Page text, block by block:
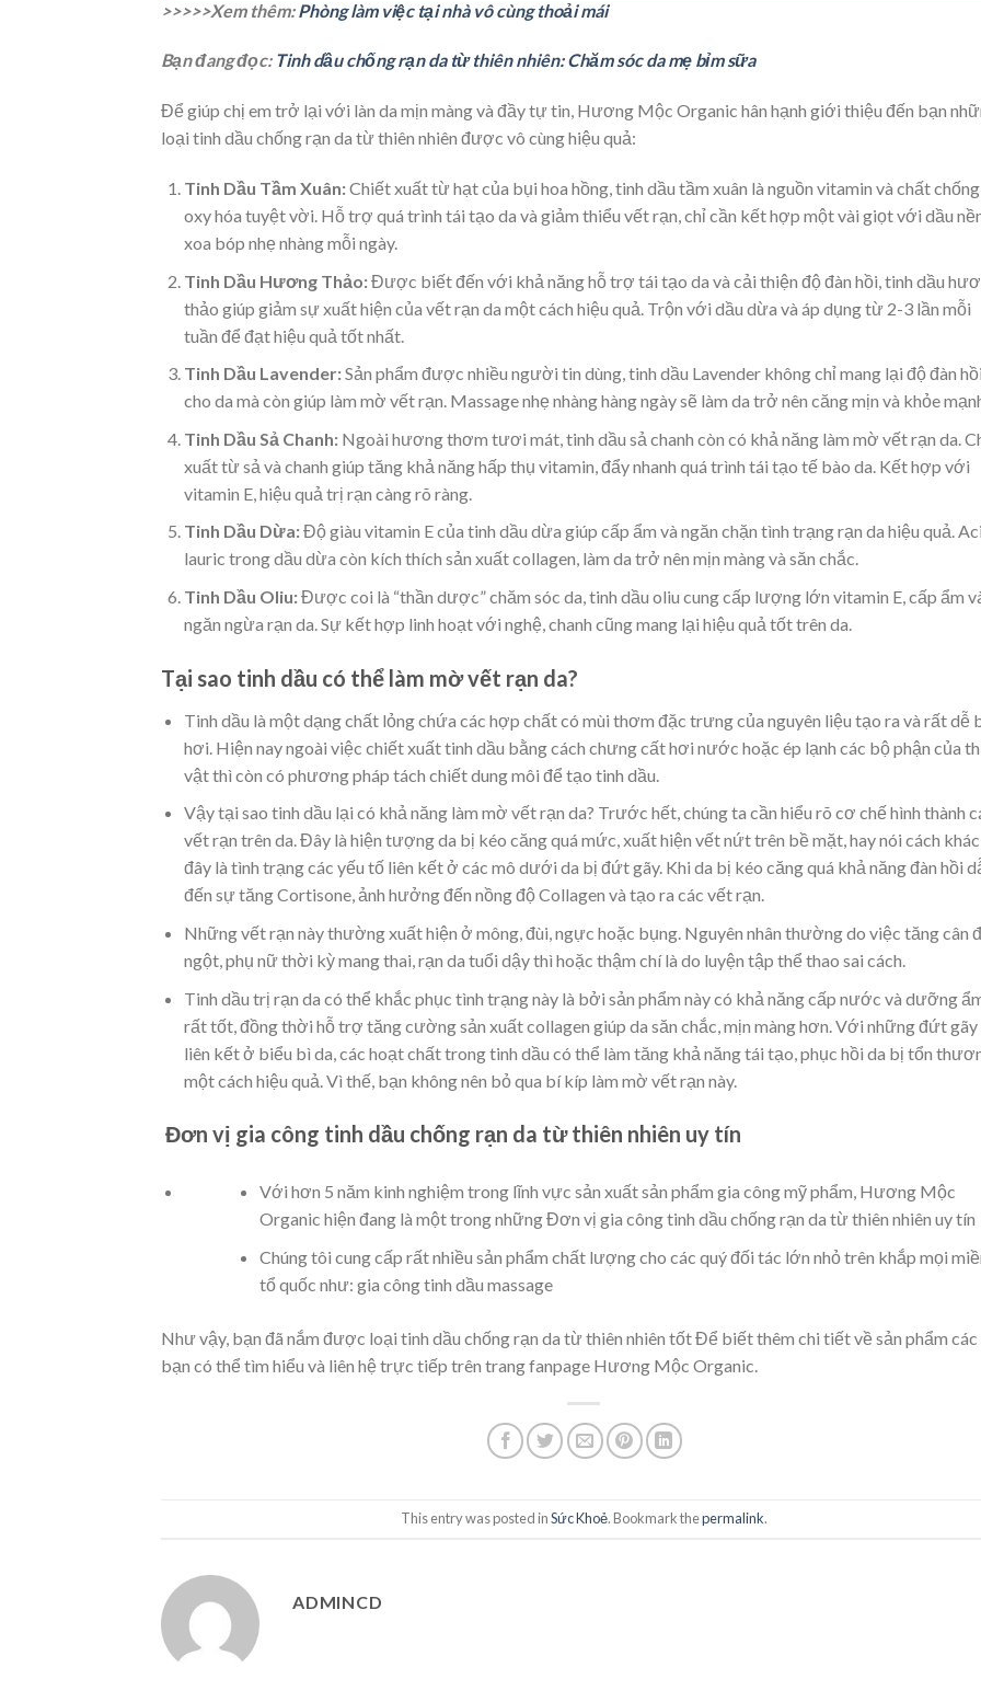
>>>>>Xem thêm:Phòng làm việc tại nhà vô cùng thoải mái
Bạn đang đọc: Tinh dầu chống rạn da từ thiên nhiên: Chăm sóc da mẹ bỉm sữa
Để giúp chị em trở lại với làn da mịn màng và đầy tự tin, Hương Mộc Organic hân hạnh giới thiệu đến bạn
loại tinh dầu chống rạn da từ thiên nhiên được vô cùng hiệu quả:
Tinh Dầu Tầm Xuân:Chiết xuất từ hạt của bụi hoa hồng, tinh dầu tầm xuân là nguồn vitamin và chất chống
oxy hóa tuyệt vời. Hỗ trợ quá trình tái tạo da và giảm thiểu vết rạn, chỉ cần kết hợp một vài giọt với dầu
xoa bóp nhẹ nhàng mỗi ngày.
Tinh Dầu Hương Thảo:Được biết đến với khả năng hỗ trợ tái tạo da và cải thiện độ đàn hồi, tinh dầu
thảo giúp giảm sự xuất hiện của vết rạn da một cách hiệu quả. Trộn với dầu dừa và áp dụng từ 2-3 lần mỗi
tuần để đạt hiệu quả tốt nhất.
Tinh Dầu Lavender:Sản phẩm được nhiều người tin dùng, tinh dầu Lavender không chỉ mang lại độ đàn hồi
cho da mà còn giúp làm mờ vết rạn. Massage nhẹ nhàng hàng ngày sẽ làm da trở nên căng mịn và khỏe
Tinh Dầu Sả Chanh:Ngoài hương thơm tươi mát, tinh dầu sả chanh còn có khả năng làm mờ vết rạn da.
xuất từ sả và chanh giúp tăng khả năng hấp thụ vitamin, đẩy nhanh quá trình tái tạo tế bào da. Kết hợp với
vitamin E, hiệu quả trị rạn càng rõ ràng.
Tinh Dầu Dừa:Độ giàu vitamin E của tinh dầu dừa giúp cấp ẩm và ngăn chặn tình trạng rạn da hiệu quả.
lauric trong dầu dừa còn kích thích sản xuất collagen, làm da trở nên mịn màng và săn chắc.
Tinh Dầu Oliu:Được coi là “thần dược” chăm sóc da, tinh dầu oliu cung cấp lượng lớn vitamin E, cấp ẩm
ngăn ngừa rạn da. Sự kết hợp linh hoạt với nghệ, chanh cũng mang lại hiệu quả tốt trên da.
Tại sao tinh dầu có thể làm mờ vết rạn da?
Tinh dầu là một dạng chất lỏng chứa các hợp chất có mùi thơm đặc trưng của nguyên liệu tạo ra và rất dễ
hơi. Hiện nay ngoài việc chiết xuất tinh dầu bằng cách chưng cất hơi nước hoặc ép lạnh các bộ phận của
vật thì còn có phương pháp tách chiết dung môi để tạo tinh dầu.
Vậy tại sao tinh dầu lại có khả năng làm mờ vết rạn da? Trước hết, chúng ta cần hiểu rõ cơ chế hình thành
vết rạn trên da. Đây là hiện tượng da bị kéo căng quá mức, xuất hiện vết nứt trên bề mặt, hay nói cách khác
đây là tình trạng các yếu tố liên kết ở các mô dưới da bị đứt gãy. Khi da bị kéo căng quá khả năng đàn hồi
đến sự tăng Cortisone, ảnh hưởng đến nồng độ Collagen và tạo ra các vết rạn.
Những vết rạn này thường xuất hiện ở mông, đùi, ngực hoặc bụng. Nguyên nhân thường do việc tăng cân
ngột, phụ nữ thời kỳ mang thai, rạn da tuổi dậy thì hoặc thậm chí là do luyện tập thể thao sai cách.
Tinh dầu trị rạn da có thể khắc phục tình trạng này là bởi sản phẩm này có khả năng cấp nước và dưỡng
rất tốt, đồng thời hỗ trợ tăng cường sản xuất collagen giúp da săn chắc, mịn màng hơn. Với những đứt gãy
liên kết ở biểu bì da, các hoạt chất trong tinh dầu có thể làm tăng khả năng tái tạo, phục hồi da bị tổn
một cách hiệu quả. Vì thế, bạn không nên bỏ qua bí kíp làm mờ vết rạn này.
Đơn vị gia công tinh dầu chống rạn da từ thiên nhiên uy tín
Với hơn 5 năm kinh nghiệm trong lĩnh vực sản xuất sản phẩm gia công mỹ phẩm, Hương Mộc
Organic hiện đang là một trong những Đơn vị gia công tinh dầu chống rạn da từ thiên nhiên uy tín
Chúng tôi cung cấp rất nhiều sản phẩm chất lượng cho các quý đối tác lớn nhỏ trên khắp mọi
tổ quốc như: gia công tinh dầu massage
Như vậy, bạn đã nắm được loại tinh dầu chống rạn da từ thiên nhiên tốtĐể biết thêm chi tiết về sản phẩm các
bạn có thể tìm hiểu và liên hệ trực tiếp trên trang fanpage Hương Mộc Organic.
This entry was posted inSức Khoẻ. Bookmark thepermalink.
ADMINCD